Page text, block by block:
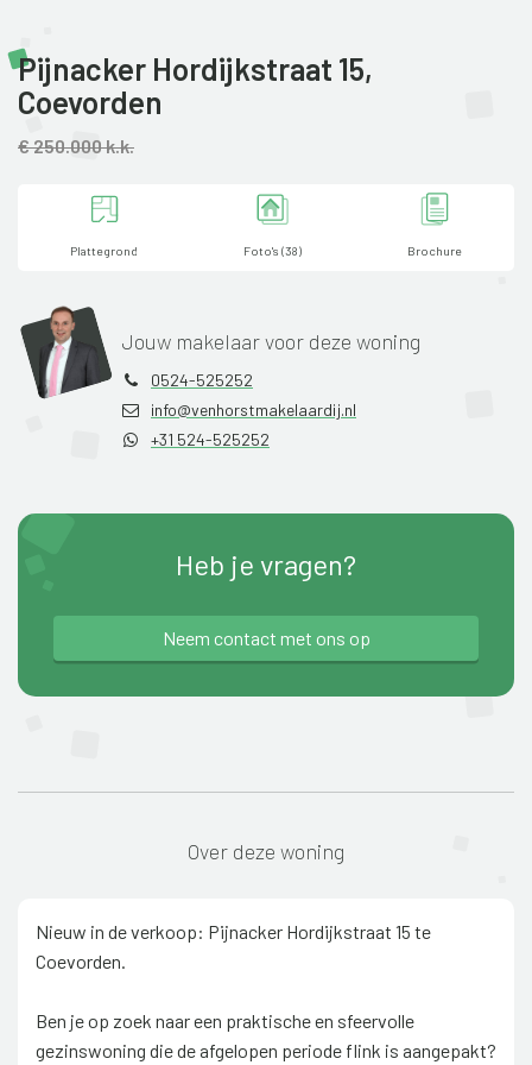
Pijnacker Hordijkstraat 15,
Coevorden
€ 250.000 k.k.
Plattegrond Foto's (38) Brochure
Jouw makelaar voor deze woning
0524-525252
info@venhorstmakelaardij.nl
+31 524-525252
Heb je vragen?
Neem contact met ons op
Over deze woning
Nieuw in de verkoop: Pijnacker Hordijkstraat 15 te
Coevorden.
Ben je op zoek naar een praktische en sfeervolle
gezinswoning die de afgelopen periode flink is aangepakt?